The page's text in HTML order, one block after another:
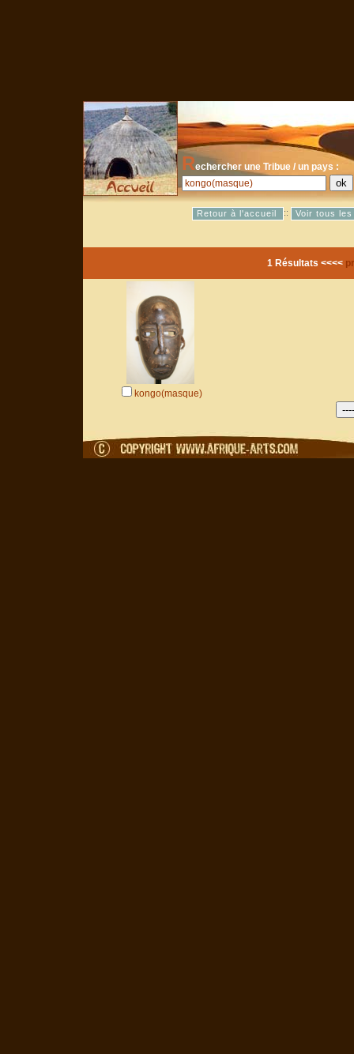
Rechercher une Tribue / un pays :
Retour à l'accueil :: Voir tous
1 Résultats <<<<
kongo(masque)